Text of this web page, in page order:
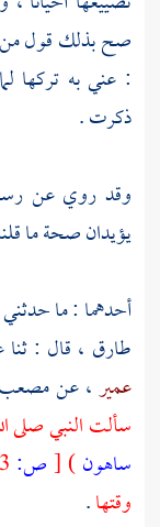
صح بذلك قول من
: عني به تركها
ذكرت .
وقد روي عن
يؤيدان صحة ما
أحدهما : ما حدثني
طارق ، قال : ثنا
عمير، عن
سألت النبي صلى
ساهون)
[ص:
وقتها.